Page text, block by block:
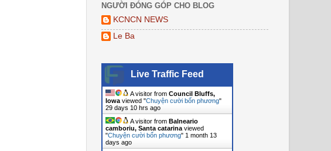
NGƯỜI ĐÓNG GÓP CHO BLOG
KCNCN NEWS
Le Ba
Live Traffic Feed
A visitor from Council Bluffs,
Iowa viewed "Chuyện cười bốn phương"
29 days 10 hrs ago
A visitor from Balneario
camboriu, Santa catarina viewed
"Chuyện cười bốn phương" 1 month 13
days ago